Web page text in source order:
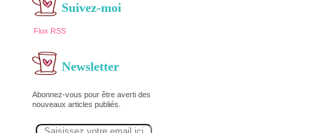
Suivez-moi
Flux RSS
Newsletter
Abonnez-vous pour être averti des
nouveaux articles publiés.
m